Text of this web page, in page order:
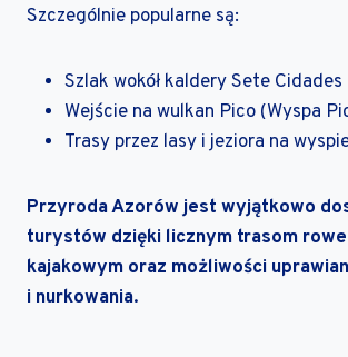
Szczególnie popularne są:
Szlak wokół kaldery Sete
Wejście na wulkan Pico (Wyspa
Trasy przez lasy i jeziora na
Przyroda Azorów jest wyjątkowo
turystów dzięki licznym trasom
kajakowym oraz możliwości
i nurkowania.